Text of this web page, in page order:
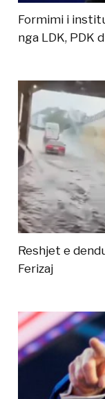
Formimi i
nga LDK, PDK
Reshjet e
Ferizaj